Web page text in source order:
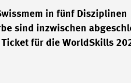
in fünf Disziplinen
sind inzwischen
für die WorldSkills